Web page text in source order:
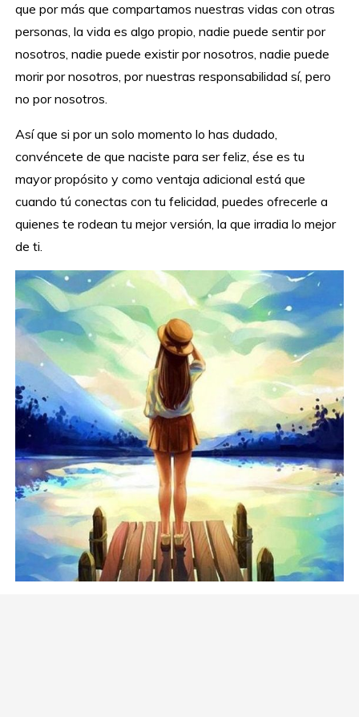
que por más que compartamos nuestras vidas con otras
personas, la vida es algo propio, nadie puede sentir por
nosotros, nadie puede existir por nosotros, nadie puede
morir por nosotros, por nuestras responsabilidad sí, pero
no por nosotros.
Así que si por un solo momento lo has dudado,
convéncete de que naciste para ser feliz, ése es tu
mayor propósito y como ventaja adicional está que
cuando tú conectas con tu felicidad, puedes ofrecerle a
quienes te rodean tu mejor versión, la que irradia lo mejor
de ti.